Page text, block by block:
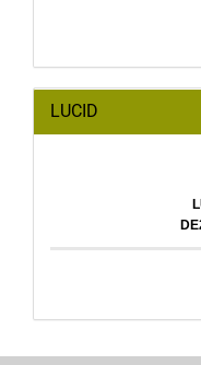
LUCID